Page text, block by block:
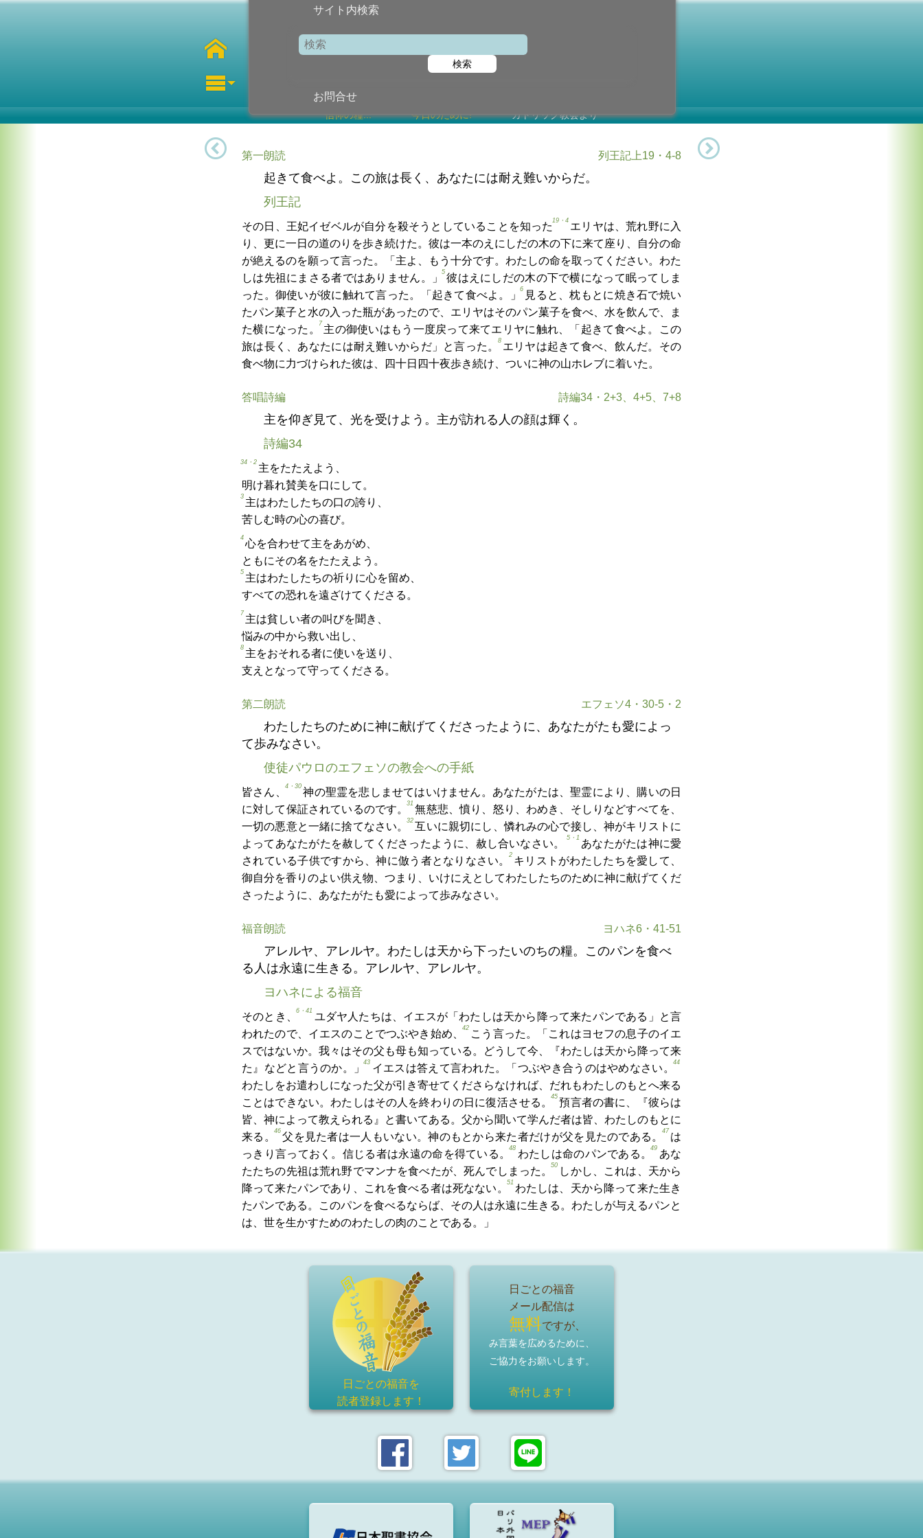
サイト内検索
検索
お問合せ
信仰の糧... 今日のために! カトリック教会より
第一朗読 列王記上19・4-8
起きて食べよ。この旅は長く、あなたには耐え難いからだ。
列王記
その日、王妃イゼベルが自分を殺そうとしていることを知った
19・4
エリヤは、荒れ野に入
り、更に一日の道のりを歩き続けた。彼は一本のえにしだの木の下に来て座り、自分の命
が絶えるのを願って言った。「主よ、もう十分です。わたしの命を取ってください。わた
しは先祖にまさる者ではありません。」
5
彼はえにしだの木の下で横になって眠ってしま
った。御使いが彼に触れて言った。「起きて食べよ。」
6
見ると、枕もとに焼き石で焼い
たパン菓子と水の入った瓶があったので、エリヤはそのパン菓子を食べ、水を飲んで、ま
た横になった。
7
主の御使いはもう一度戻って来てエリヤに触れ、「起きて食べよ。この
旅は長く、あなたには耐え難いからだ」と言った。
8
エリヤは起きて食べ、飲んだ。その
食べ物に力づけられた彼は、四十日四十夜歩き続け、ついに神の山ホレブに着いた。
答唱詩編 詩編34・2+3、4+5、7+8
主を仰ぎ見て、光を受けよう。主が訪れる人の顔は輝く。
詩編34
34・2
主をたたえよう、
明け暮れ賛美を口にして。
3
主はわたしたちの口の誇り、
苦しむ時の心の喜び。
4
心を合わせて主をあがめ、
ともにその名をたたえよう。
5
主はわたしたちの祈りに心を留め、
すべての恐れを遠ざけてくださる。
7
主は貧しい者の叫びを聞き、
悩みの中から救い出し、
8
主をおそれる者に使いを送り、
支えとなって守ってくださる。
第二朗読 エフェソ4・30-5・2
わたしたちのために神に献げてくださったように、あなたがたも愛によっ
て歩みなさい。
使徒パウロのエフェソの教会への手紙
皆さん、
4・30
神の聖霊を悲しませてはいけません。あなたがたは、聖霊により、購いの日
に対して保証されているのです。
31
無慈悲、憤り、怒り、わめき、そしりなどすべてを、
一切の悪意と一緒に捨てなさい。
32
互いに親切にし、憐れみの心で接し、神がキリストに
よってあなたがたを赦してくださったように、赦し合いなさい。
5・1
あなたがたは神に愛
されている子供ですから、神に倣う者となりなさい。
2
キリストがわたしたちを愛して、
御自分を香りのよい供え物、つまり、いけにえとしてわたしたちのために神に献げてくだ
さったように、あなたがたも愛によって歩みなさい。
福音朗読 ヨハネ6・41-51
アレルヤ、アレルヤ。わたしは天から下ったいのちの糧。このパンを食べ
る人は永遠に生きる。アレルヤ、アレルヤ。
ヨハネによる福音
そのとき、
6・41
ユダヤ人たちは、イエスが「わたしは天から降って来たパンである」と言
われたので、イエスのことでつぶやき始め、
42
こう言った。「これはヨセフの息子のイエ
スではないか。我々はその父も母も知っている。どうして今、『わたしは天から降って来
た』などと言うのか。」
43
イエスは答えて言われた。「つぶやき合うのはやめなさい。
44
わたしをお遣わしになった父が引き寄せてくださらなければ、だれもわたしのもとへ来る
ことはできない。わたしはその人を終わりの日に復活させる。
45
預言者の書に、『彼らは
皆、神によって教えられる』と書いてある。父から聞いて学んだ者は皆、わたしのもとに
来る。
46
父を見た者は一人もいない。神のもとから来た者だけが父を見たのである。
47
は
っきり言っておく。信じる者は永遠の命を得ている。
48
わたしは命のパンである。
49
あな
たたちの先祖は荒れ野でマンナを食べたが、死んでしまった。
50
しかし、これは、天から
降って来たパンであり、これを食べる者は死なない。
51
わたしは、天から降って来た生き
たパンである。このパンを食べるならば、その人は永遠に生きる。わたしが与えるパンと
は、世を生かすためのわたしの肉のことである。」
日ごとの福音を
読者登録します！
日ごとの福音
メール配信は
無料ですが、
み言葉を広めるために、
ご協力をお願いします。
寄付します！